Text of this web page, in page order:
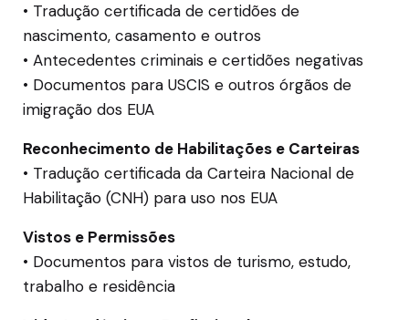
• Tradução certificada de certidões de
nascimento, casamento e outros
• Antecedentes criminais e certidões negativas
• Documentos para USCIS e outros órgãos de
imigração dos EUA
Reconhecimento de Habilitações e Carteiras
• Tradução certificada da Carteira Nacional de
Habilitação (CNH) para uso nos EUA
Vistos e Permissões
• Documentos para vistos de turismo, estudo,
trabalho e residência